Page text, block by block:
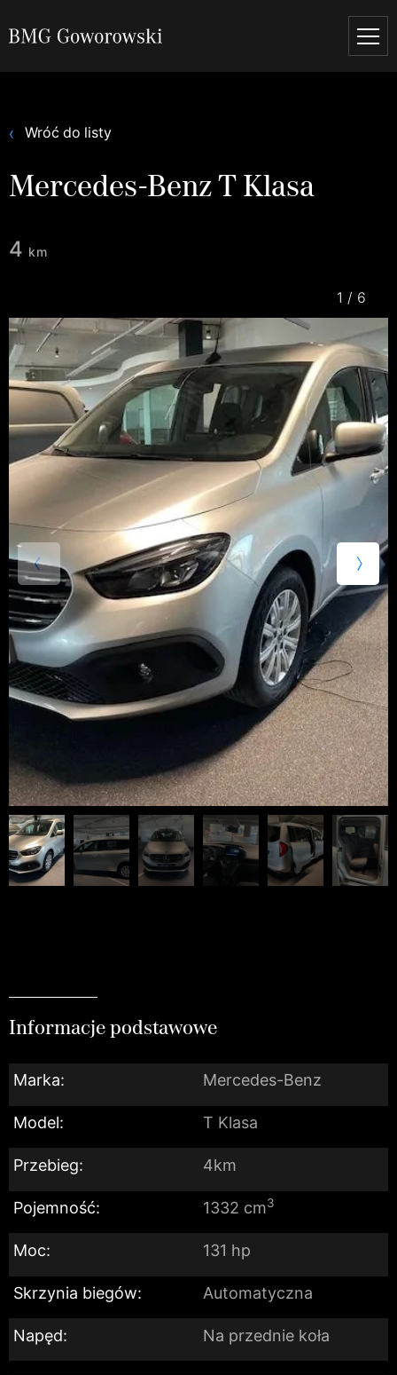
Wróć do listy
Mercedes-Benz T Klasa
4 km
1 / 6
Informacje podstawowe
Marka: Mercedes-Benz
Model: T Klasa
Przebieg: 4km
Pojemność: 1332 cm3
Moc: 131 hp
Skrzynia biegów: Automatyczna
Napęd: Na przednie koła